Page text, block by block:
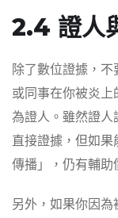
2.4 證人
除了數位證據，
或同事在你被炎
為證人。雖然證
直接證據，但如果
傳播」，仍有輔助
另外，如果你因